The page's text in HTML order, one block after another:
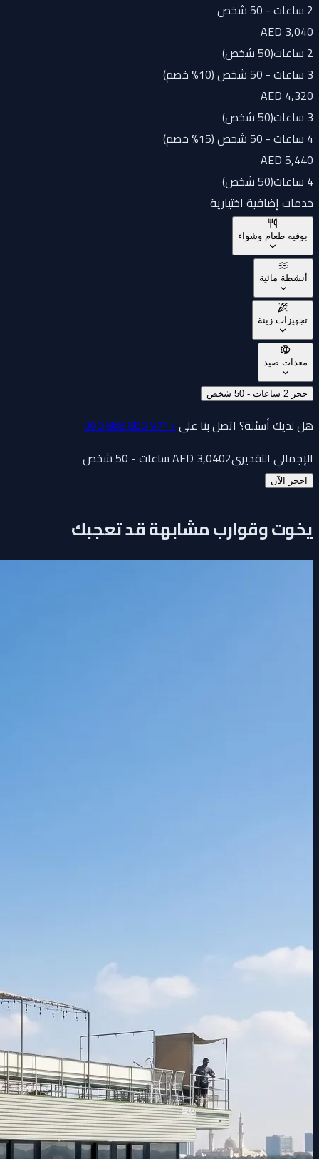
AED 3,040
(50 شخص
AED 4,320
(50 شخص
4 ساعات - 50 شخص (15% خصم)
AED 5,440
4 ساعات
(50 شخص
خدمات إضافية اختيارية
بوفيه طعام وشواء
أنشطة مائية
تجهيزات زينة
معدات صيد
حجز 2 ساعات - 50 شخص
هل لديك أسئلة؟ اتصل بنا على +971 800 888 000
الإجمالي التقديري
AED3,0402 ساعات - 50 شخص
احجز الآن
يخوت وقوارب مشابهة قد تعجبك